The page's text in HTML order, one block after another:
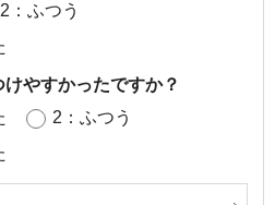
2：ふつう
やすかったですか？
2：ふつう